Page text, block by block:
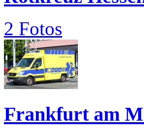
2 Fotos
Frankfurt am